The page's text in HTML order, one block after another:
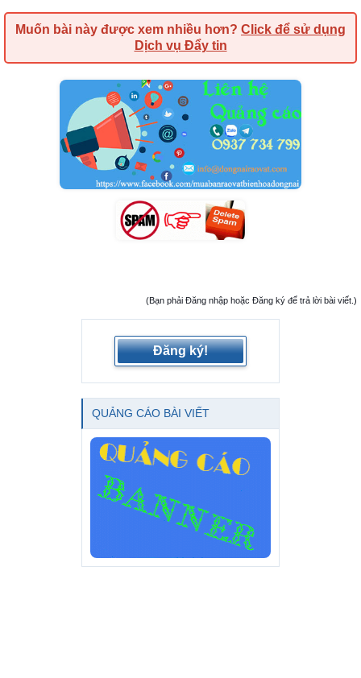
Muốn bài này được xem nhiều hơn? Click để sử dụng
Dịch vụ Đẩy tin
(Bạn phải Đăng nhập hoặc Đăng ký để trả lời bài viết.)
Đăng ký!
QUẢNG CÁO BÀI VIẾT